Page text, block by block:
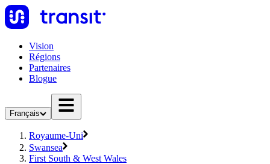
Vision
Régions
Partenaires
Blogue
Français
Royaume-Uni
Swansea
First South & West Wales